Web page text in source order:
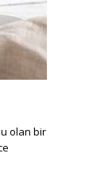
olan bir